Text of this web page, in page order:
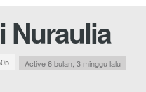
Nuraulia
Active 6 bulan, 3 minggu lalu